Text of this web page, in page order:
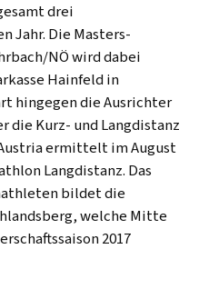
drei
Jahr. Die Masters-
NÖ wird dabei
Hainfeld in
hingegen die Ausrichter
die Kurz- und Langdistanz
ermittelt im August
Langdistanz. Das
bildet die
welche Mitte
2017